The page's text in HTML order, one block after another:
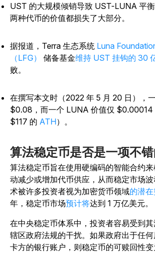
UST 的大规模倾销导致 UST-LUNA 平衡
两种代币的价值都损失了大部分。
据报道，Terra 生态系统 Luna
（LFG）
储备基金维持 UST 挂钩的 30
败。
在撰写本文时（2022 年 5 月 20 日），
$0.08，而一个 LUNA 价值仅 $0.00014
$117 的 ATH）。
算法稳定币是否是一项不
算法稳定币旨在使用硬编码的智能合约
动减少或增加代币供应，从而稳定市场
术被许多投资者视为加密货币领域的潜
年，稳定币市场预计将达到 1 万亿美元。
在中央稳定币体系中，投资者容易受到
辖区政府法规的干扰。如果政府出于任
卡方的银行账户，则稳定币的可赎回性